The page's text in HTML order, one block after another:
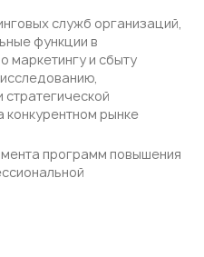
служб организаций,
функции в
маркетингу и сбыту
конкурентном рынке
программ повышения